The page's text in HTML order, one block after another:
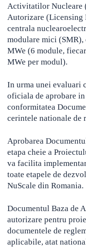
Activitatilor Nucleare
Autorizare (Licensing
centrala
modulare mici (SMR),
MWe (6 module,
MWe per modul).
In urma unei evaluari
oficiala de aprobare
conformitatea
cerintele nationale de
Aprobarea
etapa cheie a
va facilita
toate etapele de
NuScale din Romania.
Documentul Baza de
autorizare pentru
documentele de
aplicabile, atat